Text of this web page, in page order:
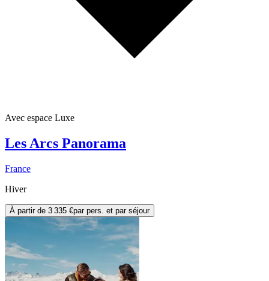
Avec espace Luxe
Les Arcs Panorama
France
Hiver
À partir de 3 335 €par pers. et par séjour